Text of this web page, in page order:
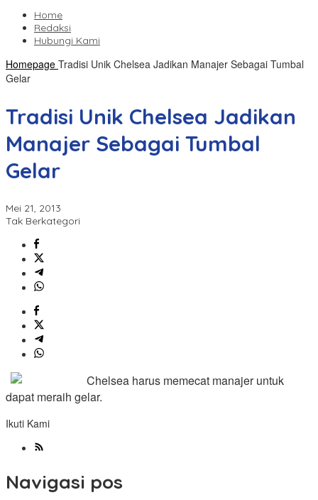
Home
Redaksi
Hubungi Kami
Homepage Tradisi Unik Chelsea Jadikan Manajer Sebagai Tumbal
Gelar
Tradisi Unik Chelsea Jadikan
Manajer Sebagai Tumbal
Gelar
Mei 21, 2013
Tak Berkategori
Chelsea harus memecat manajer untuk
dapat meraih gelar.
Ikuti Kami
Navigasi pos